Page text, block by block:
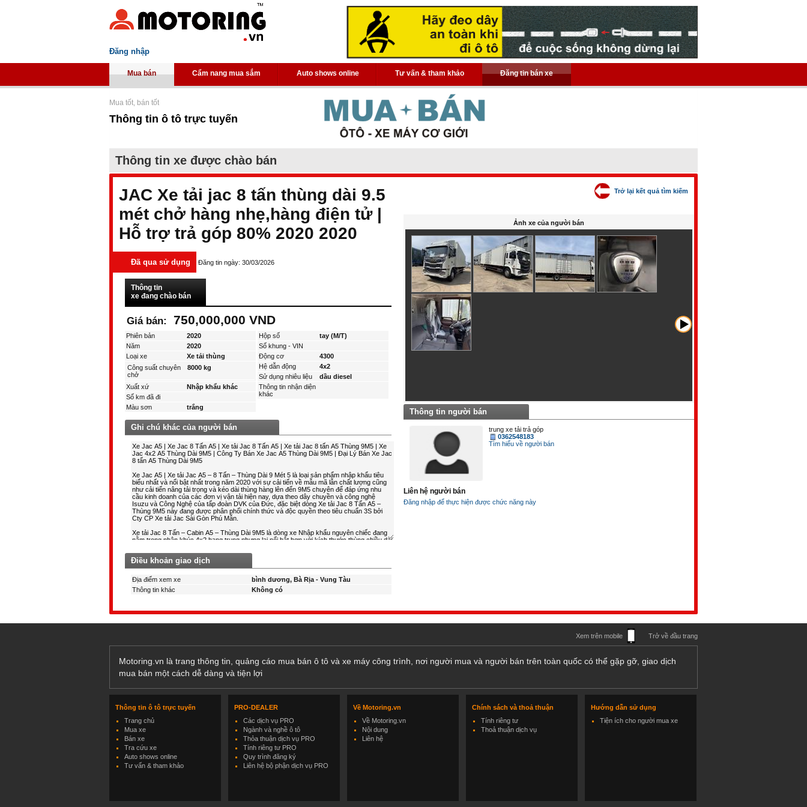
Đăng nhập
Mua bán Cẩm nang mua sắm Auto shows online Tư vấn & tham khảo Đăng tin bán xe
Mua tốt, bán tốt
Thông tin ô tô trực tuyến
Thông tin xe được chào bán
JAC Xe tải jac 8 tấn thùng dài 9.5
mét chở hàng nhẹ,hàng điện tử |
Hỗ trợ trả góp 80% 2020 2020
Đã qua sử dụng Đăng tin ngày: 30/03/2026
Thông tin
xe đang chào bán
Giá bán: 750,000,000 VND
Phiên bản
2020
Năm
2020
Loại xe
Xe tải thùng
Công suất chuyên
chở
8000 kg
Xuất xứ
Nhập khẩu khác
Số km đã đi
Màu sơn
trắng
Hộp số
tay (M/T)
Số khung - VIN
Động cơ
4300
Hệ dẫn động
4x2
Sử dụng nhiêu liệu
dầu diesel
Thông tin nhận diện
khác
Ghi chú khác của người bán
Điều khoản giao dịch
Địa điểm xem xe
bình dương, Bà Rịa - Vung Tàu
Thông tin khác
Không có
Trở lại kết quả tìm kiếm
Ảnh xe của người bán
Thông tin người bán
trung xe tải trả góp
0362548183
Tìm hiểu về người bán
Liên hệ người bán
Đăng nhập để thực hiện được chức năng này
Xem trên mobile Trở về đầu trang
Motoring.vn là trang thông tin, quảng cáo mua bán ô tô và xe máy công trình, nơi người mua và người bán trên toàn quốc có thể gặp gỡ, giao dịch
mua bán một cách dễ dàng và tiện lợi
Thông tin ô tô trực tuyến
Trang chủ
Mua xe
Bán xe
Tra cứu xe
Auto shows online
Tư vấn & tham khảo
PRO-DEALER
Các dịch vụ PRO
Ngành và nghề ô tô
Thỏa thuận dịch vụ PRO
Tính riêng tư PRO
Quy trình đăng ký
Liên hệ bộ phận dịch vụ PRO
Về Motoring.vn
Về Motoring.vn
Nội dung
Liên hệ
Chính sách và thoả thuận
Tính riêng tư
Thoả thuận dịch vụ
Hướng dẫn sử dụng
Tiện ích cho người mua xe